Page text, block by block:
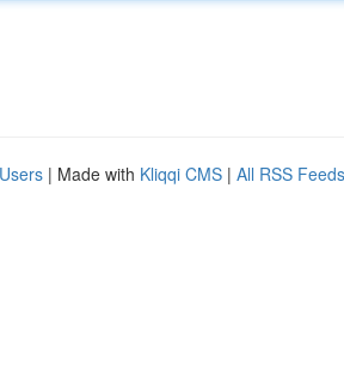
| Made with Kliqqi CMS | All RSS Feeds